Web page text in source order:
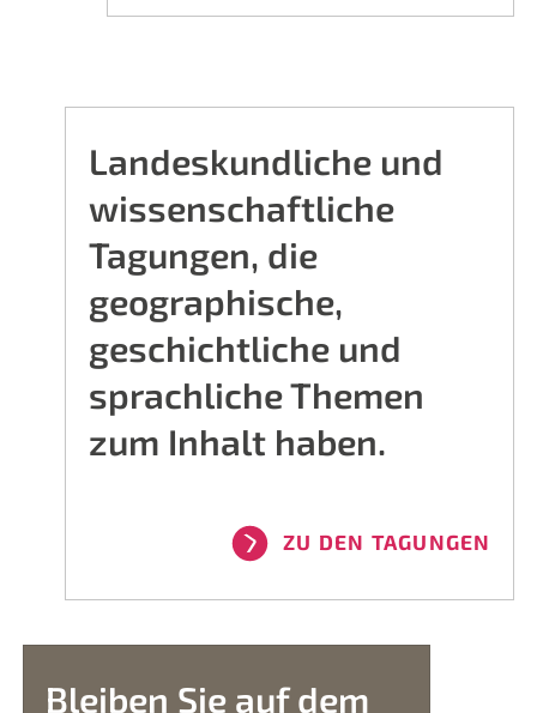
Landeskundliche und
wissenschaftliche
Tagungen, die
geographische,
geschichtliche und
sprachliche Themen
zum Inhalt haben.
ZU DEN TAGUNGEN
Bleiben Sie auf dem